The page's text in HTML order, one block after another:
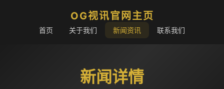
OG视讯官网主页
首页 关于我们 新闻资讯 联系我们
新闻详情